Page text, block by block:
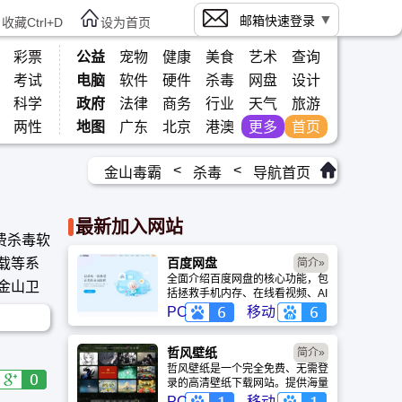
收藏Ctrl+D 设为首页 邮箱快速登录
彩票
考试
科学
两性
公益 宠物 健康 美食 艺术
查询
电脑
软件 硬件 杀毒 网盘
设计
政府
法律 商务 行业 天气
旅游
地图
广东 北京 港澳 更多 首页
金山毒霸 < 杀毒 < 导航首页
杀毒软
等系
山卫
最新加入网站
百度网盘
全面介绍百度网盘的核心功能，包
括拯救手机内存、在线看视频、AI
智能做笔记与总结长文。详细解答
数据安全性及服务器备份机制，带
你了解GenFlow AI智能体如何帮
你高效办公与学习。
PC 移动
简介»
哲风壁纸
哲风壁纸是一个完全免费、无需登
录的高清壁纸下载网站。提供海量
4K、8K超清电脑与手机壁纸，涵
简介»